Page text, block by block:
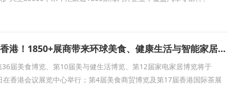
五大展会8月齐聚香港！1850+展商带来环球美食、健康生活与智能家居盛宴
届美食博览、第10届美与健生活博览、第12届家电家居博览将于
香港会议展览中心举行；第4届美食商贸博览及第17届香港国际茶展